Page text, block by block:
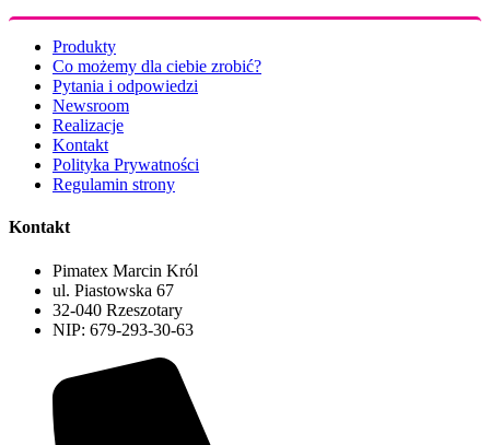
Produkty
Co możemy dla ciebie zrobić?
Pytania i odpowiedzi
Newsroom
Realizacje
Kontakt
Polityka Prywatności
Regulamin strony
Kontakt
Pimatex Marcin Król
ul. Piastowska 67
32-040 Rzeszotary
NIP: 679-293-30-63